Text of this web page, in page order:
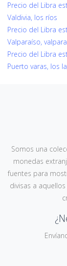
Precio del Libra
Valdivia, los ríos
Precio del Libra
Valparaíso,
Precio del Libra
Puerto varas, los
Somos una
monedas
fuentes para
divisas a